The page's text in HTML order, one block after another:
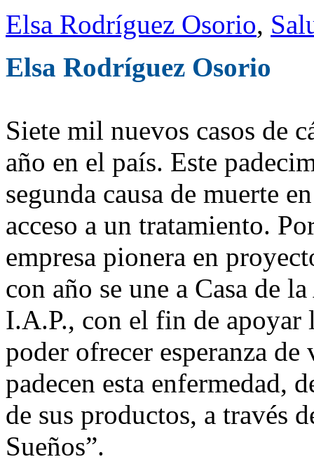
Elsa Rodríguez Osorio,
Elsa Rodríguez Osorio
Siete mil nuevos casos de
año en el país. Este
segunda causa de muerte
acceso a un tratamiento.
empresa pionera en
con año se une a Casa de
I.A.P., con el fin de
poder ofrecer esperanza
padecen esta enfermedad,
de sus productos, a través
Sueños”.